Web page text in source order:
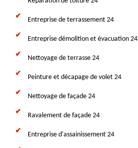
Entreprise de terrassement 24
Entreprise démolition et évacuation 24
Nettoyage de terrasse 24
Peinture et décapage de volet 24
Nettoyage de façade 24
Ravalement de façade 24
Entreprise d'assainissement 24